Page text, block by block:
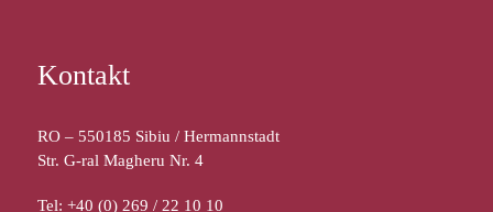
Kontakt
RO – 550185 Sibiu / Hermannstadt
Str. G-ral Magheru Nr. 4
Tel: +40 (0) 269 / 22 10 10